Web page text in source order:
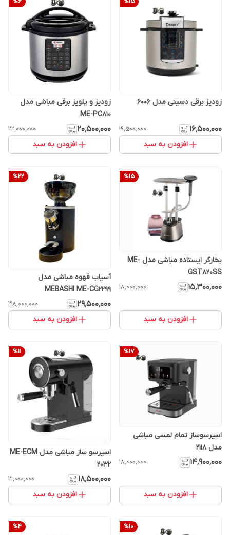
زودپز برقی دسینی مدل 6006
۱۶٬۵۰۰٬۰۰۰ ۱۹٬۵۰۰٬۰۰۰
افزودن به سبد
زودپز و پلوپز برقی مباشی مدل
ME-PC810
۲۰٬۵۰۰٬۰۰۰ ۲۲٬۰۰۰٬۰۰۰
افزودن به سبد
%15
بخارگر ایستاده مباشی مدل ME-
GST820SS
۱۵٬۳۰۰٬۰۰۰ ۱۸٬۰۰۰٬۰۰۰
افزودن به سبد
%22
آسیاب قهوه مباشی مدل
MEBASHI ME-CG2299
۲۹٬۵۰۰٬۰۰۰ ۳۸٬۰۰۰٬۰۰۰
افزودن به سبد
%17
اسپرسوساز تمام لمسی مباشی
مدل ۲۱۱۸
۱۴٬۹۰۰٬۰۰۰ ۱۸٬۰۰۰٬۰۰۰
افزودن به سبد
%11
اسپرسو ساز مباشی مدل ME-ECM
2032
۱۸٬۵۰۰٬۰۰۰ ۲۱٬۰۰۰٬۰۰۰
افزودن به سبد
%10
%4